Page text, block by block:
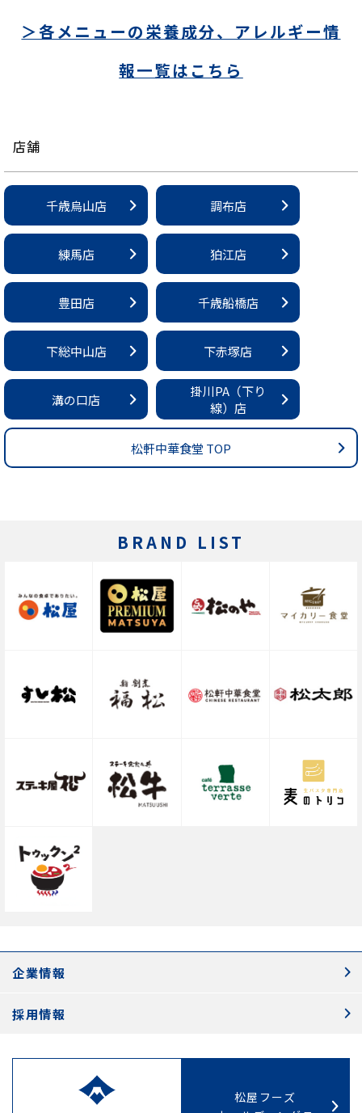
＞各メニューの栄養成分、アレルギー情
報一覧はこちら
店舗
千歳烏山店 調布店
練馬店 狛江店
豊田店 千歳船橋店
下総中山店 下赤塚店
溝の口店
掛川PA（下り
線）店
松軒中華食堂 TOP
BRAND LIST
企業情報
採用情報
松屋フーズ